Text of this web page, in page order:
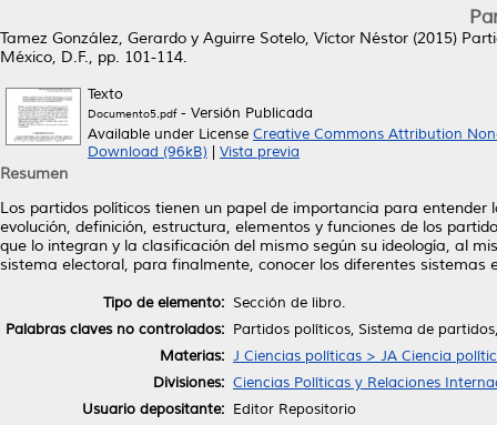
Tamez González, Gerardo y Aguirre Sotelo, Víctor Néstor (2015)
México, D.F., pp. 101-114.
Texto
Documento5.pdf- Versión Publicada
Available under License Creative Commons Attribution
Download (96kB)
Vista previa
Resumen
Los partidos políticos tienen un papel de importancia para
evolución, definición, estructura, elementos y funciones de los
que lo integran y la clasificación del mismo según su ideología, al
sistema electoral, para finalmente, conocer los diferentes sistemas
Tipo de elemento: Sección de libro.
Palabras claves no controlados: Partidos políticos, Sistema de
Materias: J Ciencias políticas > JA Ciencia
Divisiones: Ciencias Políticas y Relaciones
Usuario depositante: Editor Repositorio